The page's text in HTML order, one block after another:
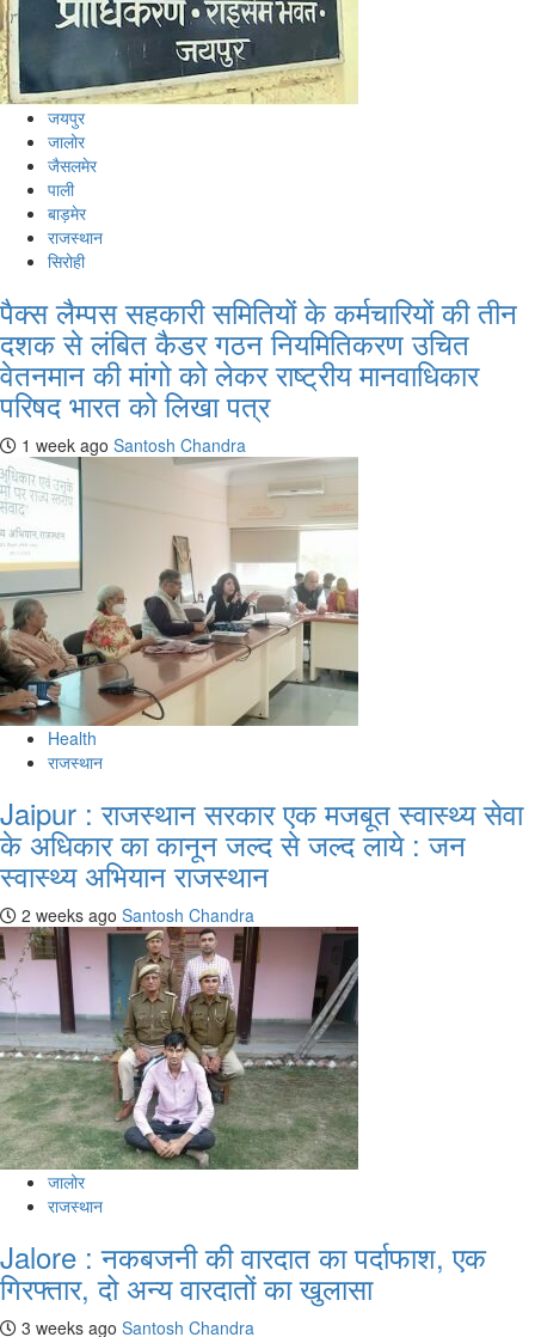
जयपुर
जालोर
जैसलमेर
पाली
बाड़मेर
राजस्थान
सिरोही
पैक्स लैम्पस सहकारी समितियों के कर्मचारियों की तीन
दशक से लंबित कैडर गठन नियमितिकरण उचित
वेतनमान की मांगो को लेकर राष्ट्रीय मानवाधिकार
परिषद भारत को लिखा पत्र
1 week ago Santosh Chandra
Health
राजस्थान
Jaipur : राजस्थान सरकार एक मजबूत स्वास्थ्य सेवा
के अधिकार का कानून जल्द से जल्द लाये : जन
स्वास्थ्य अभियान राजस्थान
2 weeks ago Santosh Chandra
जालोर
राजस्थान
Jalore : नकबजनी की वारदात का पर्दाफाश, एक
गिरफ्तार, दो अन्य वारदातों का खुलासा
3 weeks ago Santosh Chandra